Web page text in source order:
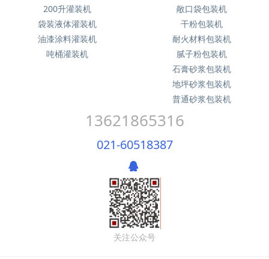
200升灌装机
袋装液体灌装机
油漆涂料灌装机
吨桶灌装机
敞口袋包装机
干粉包装机
耐火材料包装机
腻子粉包装机
石膏砂浆包装机
地坪砂浆包装机
普通砂浆包装机
13621865316
021-60518387
关注公众号